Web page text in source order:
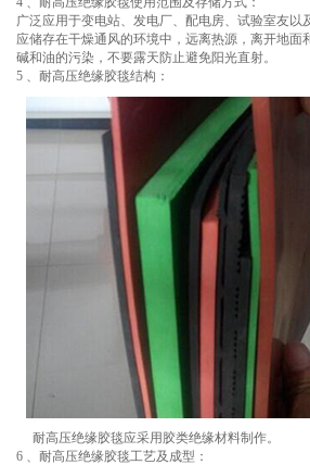
广泛应用于变电站、发电厂、配电房、试验室友以
应储存在干燥通风的环境中，远离热源，离开地面
碱和油的污染，不要露天防止避免阳光直射。
5 、耐高压绝缘胶毯结构：
耐高压绝缘胶毯应采用胶类绝缘材料制作。
6 、耐高压绝缘胶毯工艺及成型：